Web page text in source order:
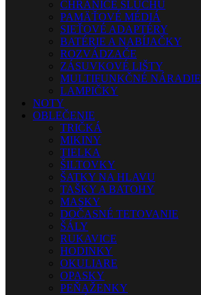
CHRÁNIČE SLUCHU
PAMÄŤOVÉ MÉDIÁ
SIEŤOVÉ ADAPTÉRY
BATÉRIE A NABÍJAČKY
ROZVÁDZAČE
ZÁSUVKOVÉ LIŠTY
MULTIFUNKČNÉ NÁRADIE
LAMPIČKY
NOTY
OBLEČENIE
TRIČKÁ
MIKINY
TIELKA
ŠILTOVKY
ŠATKY NA HLAVU
TAŠKY A BATOHY
MASKY
DOČASNÉ TETOVANIE
ŠÁLY
RUKAVICE
HODINKY
OKULIARE
OPASKY
PEŇAŽENKY